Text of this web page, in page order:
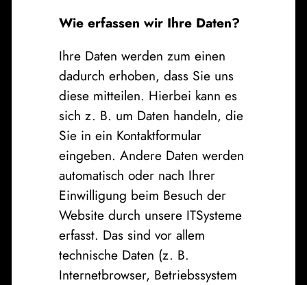
Wie erfassen wir Ihre Daten?
Ihre Daten werden zum einen
dadurch erhoben, dass Sie uns
diese mitteilen. Hierbei kann es
sich z. B. um Daten handeln, die
Sie in ein Kontaktformular
eingeben. Andere Daten werden
automatisch oder nach Ihrer
Einwilligung beim Besuch der
Website durch unsere ITSysteme
erfasst. Das sind vor allem
technische Daten (z. B.
Internetbrowser, Betriebssystem